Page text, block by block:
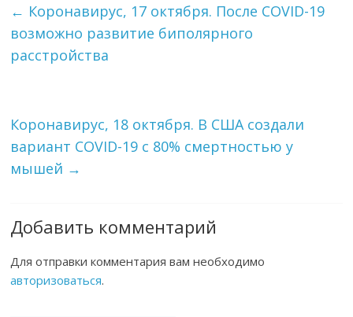
← Коронавирус, 17 октября. После COVID-19
возможно развитие биполярного
расстройства
Коронавирус, 18 октября. В США создали
вариант COVID-19 с 80% смертностью у
мышей →
Добавить комментарий
Для отправки комментария вам необходимо
авторизоваться.